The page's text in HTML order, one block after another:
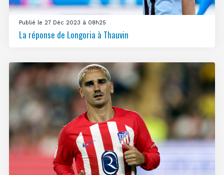
Publié le 27 Déc 2023 à 08h25
La réponse de Longoria à Thauvin